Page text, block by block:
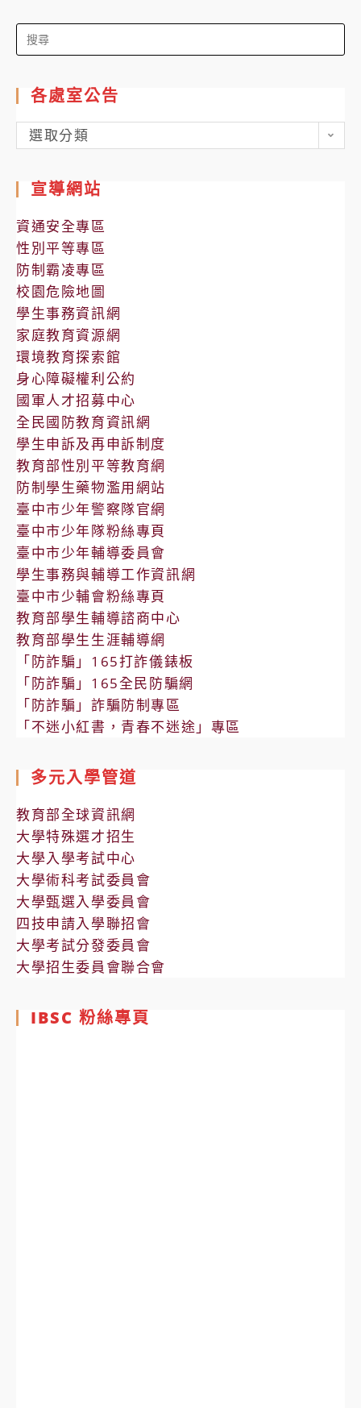
Search
for:
各處室公告
各
處
公
告
選取分類
宣導網站
資通安全專區
性別平等專區
防制霸凌專區
校園危險地圖
學生事務資訊網
家庭教育資源網
環境教育探索館
身心障礙權利公約
國軍人才招募中心
全民國防教育資訊網
學生申訴及再申訴制度
教育部性別平等教育網
防制學生藥物濫用網站
臺中市少年警察隊官網
臺中市少年隊粉絲專頁
臺中市少年輔導委員會
學生事務與輔導工作資訊網
臺中市少輔會粉絲專頁
教育部學生輔導諮商中心
教育部學生生涯輔導網
「防詐騙」165打詐儀錶板
「防詐騙」165全民防騙網
「防詐騙」詐騙防制專區
「不迷小紅書，青春不迷途」專區
多元入學管道
教育部全球資訊網
大學特殊選才招生
大學入學考試中心
大學術科考試委員會
大學甄選入學委員會
四技申請入學聯招會
大學考試分發委員會
大學招生委員會聯合會
IBSC 粉絲專頁